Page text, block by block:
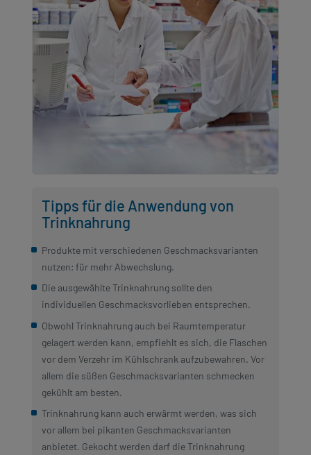
Tipps für die Anwendung von
Trinknahrung
Produkte mit verschiedenen Geschmacksvarianten
nutzen; für mehr Abwechslung.
Die ausgewählte Trinknahrung sollte den
individuellen Geschmacksvorlieben entsprechen.
Obwohl Trinknahrung auch bei Raumtemperatur
gelagert werden kann, empfiehlt es sich, die Flaschen
vor dem Verzehr im Kühlschrank aufzubewahren. Vor
allem die süßen Geschmacksvarianten schmecken
gekühlt am besten.
Trinknahrung kann auch erwärmt werden, was sich
vor allem bei pikanten Geschmacksvarianten
anbietet. Gekocht werden darf die Trinknahrung